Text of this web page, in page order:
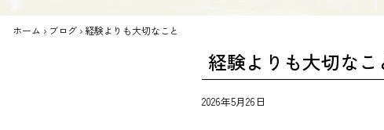
ホーム › ブログ › 経験よりも大切なこと
経験よりも大切なこ
2026年5月26日